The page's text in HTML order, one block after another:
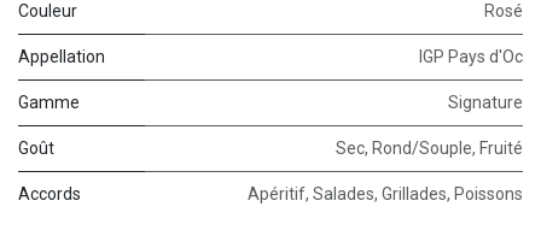
Couleur Rosé
Appellation IGP Pays d'Oc
Gamme Signature
Goût Sec, Rond/Souple, Fruité
Accords Apéritif, Salades, Grillades, Poissons